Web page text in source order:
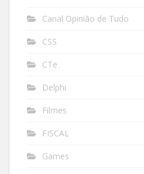
Canal Opinião de Tudo
CSS
CTe
Delphi
Filmes
FISCAL
Games